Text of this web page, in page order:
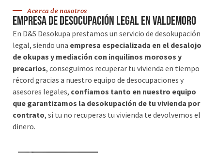
Acerca de nosotros
Empresa de desocupación legal en Valdemoro
En D&S Desokupa prestamos un servicio de desokupación
legal, siendo una empresa especializada en el desalojo
de okupas y mediación con inquilinos morosos y
precarios, conseguimos recuperar tu vivienda en tiempo
récord gracias a nuestro equipo de desocupaciones y
asesores legales, confiamos tanto en nuestro equipo
que garantizamos la desokupación de tu vivienda por
contrato, si tu no recuperas tu vivienda te devolvemos el
dinero.